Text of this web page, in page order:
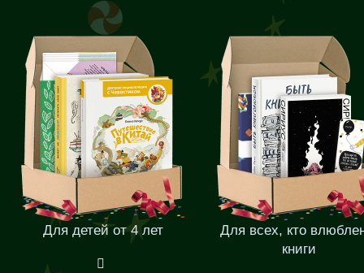
Для детей от 4 лет
Для всех, кто
книги